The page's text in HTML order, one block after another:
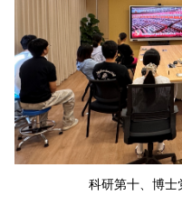
科研第十、博士